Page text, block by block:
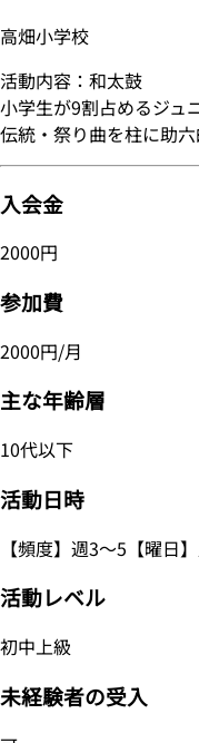
高畑小学校
活動内容：和太鼓
小学生が9割占めるジュ
伝統・祭り曲を柱に助六
入会金
2000円
参加費
2000円/月
主な年齢層
10代以下
活動日時
【頻度】週3～5【曜日
活動レベル
初中上級
未経験者の受入